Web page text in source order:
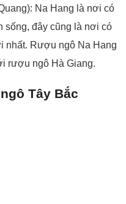
Na Hang là nơi có
đây cũng là nơi có
nhất. Rượu ngô Na Hang
rượu ngô Hà Giang.
Tây Bắc